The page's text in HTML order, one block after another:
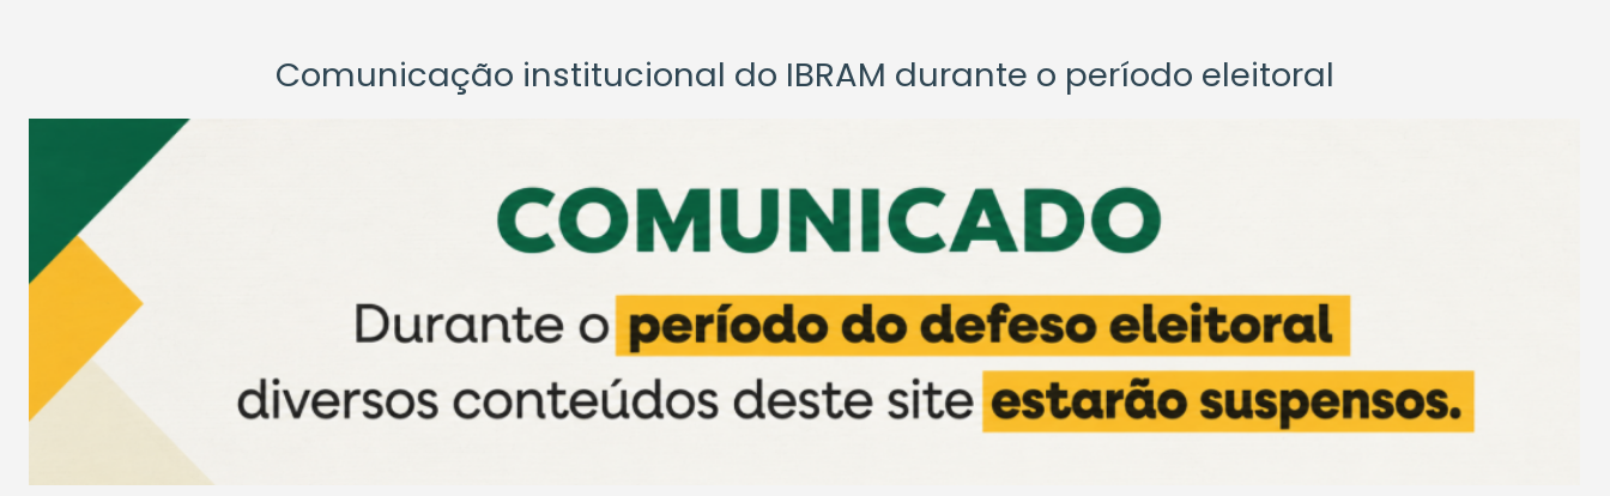
Comunicação institucional do IBRAM durante o período eleitoral